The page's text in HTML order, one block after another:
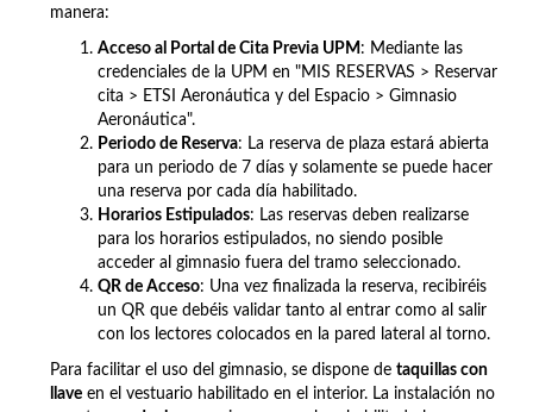
manera:
Acceso al Portal de Cita Previa UPM : Mediante las
credenciales de la UPM en "MIS RESERVAS > Reservar
cita > ETSI Aeronáutica y del Espacio > Gimnasio
Aeronáutica".
Periodo de Reserva: La reserva de plaza estará abierta
para un periodo de 7 días y solamente se puede hacer
una reserva por cada día habilitado.
Horarios Estipulados: Las reservas deben realizarse
para los horarios estipulados, no siendo posible
acceder al gimnasio fuera del tramo seleccionado.
QR de Acceso: Una vez finalizada la reserva, recibiréis
un QR que debéis validar tanto al entrar como al salir
con los lectores colocados en la pared lateral al torno.
Para facilitar el uso del gimnasio, se dispone de taquillas con
llave en el vestuario habilitado en el interior. La instalación no